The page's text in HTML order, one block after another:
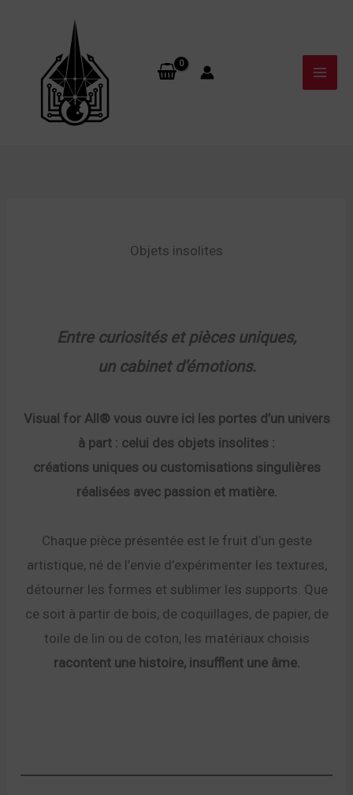
Objets insolites
Entre curiosités et pièces uniques,
un cabinet d’émotions.
Visual for All® vous ouvre ici les portes d’un univers
à part : celui des objets insolites :
créations uniques ou customisations singulières
réalisées avec passion et matière.
Chaque pièce présentée est le fruit d’un geste
artistique, né de l’envie d’expérimenter les textures,
détourner les formes et sublimer les supports. Que
ce soit à partir de bois, de coquillages, de papier, de
toile de lin ou de coton, les matériaux choisis
racontent une histoire, insufflent une âme.